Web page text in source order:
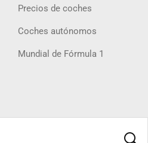
Precios de coches
Coches autónomos
Mundial de Fórmula 1